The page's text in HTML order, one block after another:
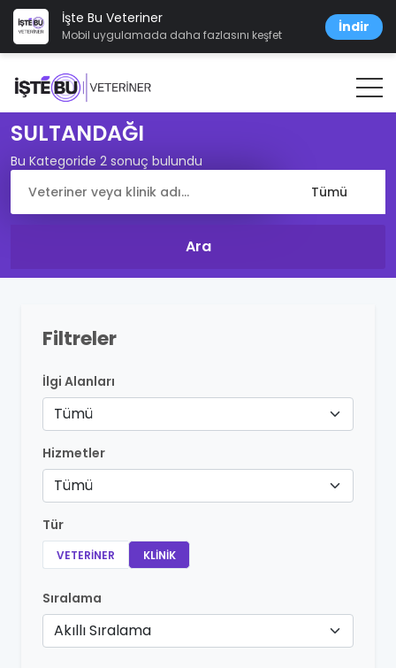
İşte Bu Veteriner
Mobil uygulamada daha fazlasını keşfet İndir
SULTANDAĞI
Bu Kategoride 2 sonuç bulundu
Filtreler
İlgi Alanları
Tümü
Hizmetler
Tümü
Tür
VETERINER KLINIK
Sıralama
Akıllı Sıralama